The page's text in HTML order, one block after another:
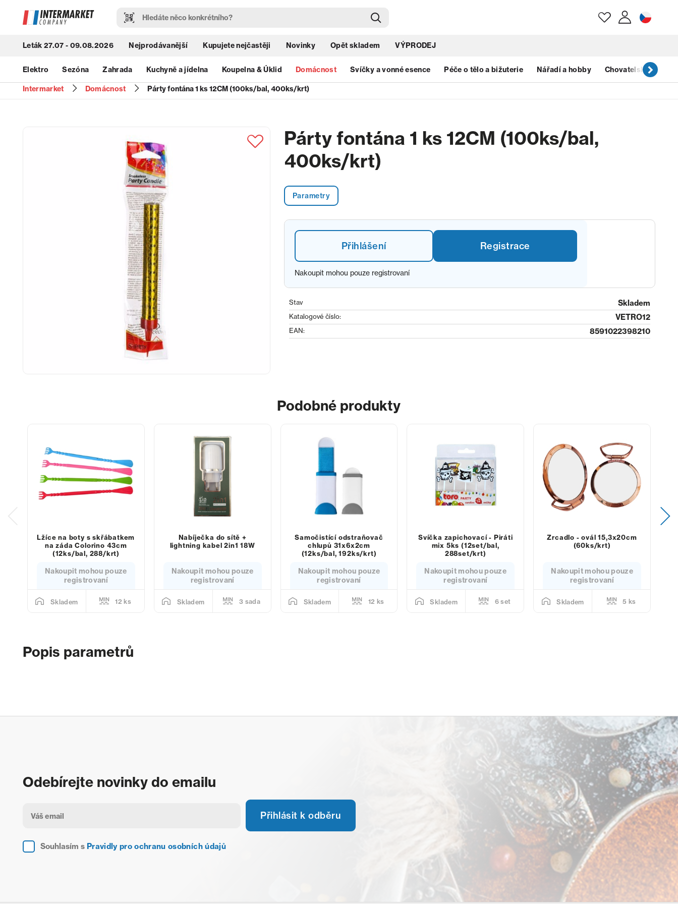
Zapomenuté heslo?
Leták 27.07 - 09.08.2026 Nejprodávanější Kupujete nejčastěji Novinky Opět skladem VÝPRODEJ
Elektro Sezóna Zahrada Kuchyně a jídelna Koupelna & Úklid Domácnost Svíčky a vonné esence Péče o tělo a bižuterie Nářadí a hobby Chovatelské
Intermarket Domácnost Párty fontána 1 ks 12CM (100ks/bal, 400ks/krt)
Párty fontána 1 ks 12CM (100ks/bal,
400ks/krt)
Parametry
Přihlášení Registrace
Nakoupit mohou pouze registrovaní
Stav Skladem
Katalogové číslo: VETRO12
EAN: 8591022398210
Podobné produkty
Lžíce na boty s skřábatkem
na záda Colorino 43cm
(12ks/bal, 288/krt)
Nakoupit mohou pouze
registrovaní
Skladem 12 ks
Nabíječka do sítě +
lightning kabel 2in1 18W
Nakoupit mohou pouze
registrovaní
Skladem 3 sada
Samočistící odstraňovač
chlupů 31x6x2cm
(12ks/bal, 192ks/krt)
Nakoupit mohou pouze
registrovaní
Skladem 12 ks
Svíčka zapichovací - Piráti
mix 5ks (12set/bal,
288set/krt)
Nakoupit mohou pouze
registrovaní
Skladem 6 set
Zrcadlo - ovál 15,3x20cm
(60ks/krt)
Nakoupit mohou pouze
registrovaní
Skladem 5 ks
Popis parametrů
Odebírejte novinky do emailu
Souhlasím s Pravidly pro ochranu osobních údajů
Přihlásit k odběru